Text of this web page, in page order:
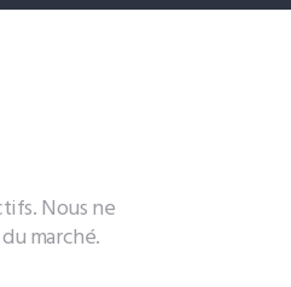
Nous ne
marché.